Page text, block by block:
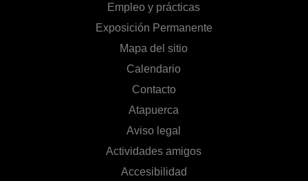
Empleo y prácticas
Exposición Permanente
Mapa del sitio
Calendario
Contacto
Atapuerca
Aviso legal
Actividades amigos
Accesibilidad